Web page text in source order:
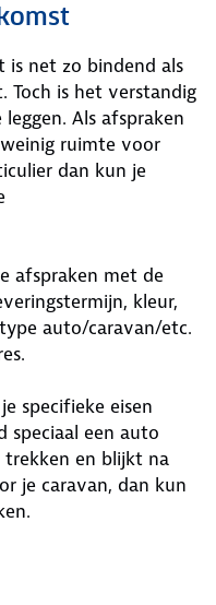
is net zo bindend als
Toch is het verstandig
Als afspraken
ruimte voor
dan kun je
afspraken met de
kleur,
auto/caravan/etc.
specifieke eisen
speciaal een auto
trekken en blijkt na
je caravan, dan kun